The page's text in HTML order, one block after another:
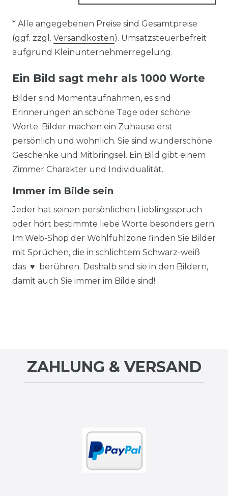
* Alle angegebenen Preise sind Gesamtpreise
(ggf. zzgl. Versandkosten). Umsatzsteuerbefreit
aufgrund Kleinunternehmerregelung.
Ein Bild sagt mehr als 1000 Worte
Bilder sind Momentaufnahmen, es sind
Erinnerungen an schöne Tage oder schöne
Worte. Bilder machen ein Zuhause erst
persönlich und wohnlich. Sie sind wunderschöne
Geschenke und Mitbringsel. Ein Bild gibt einem
Zimmer Charakter und Individualität.
Immer im Bilde sein
Jeder hat seinen persönlichen Lieblingsspruch
oder hört bestimmte liebe Worte besonders gern.
Im Web-Shop der Wohlfühlzone finden Sie Bilder
mit Sprüchen, die in schlichtem Schwarz-weiß
das ♥ berühren. Deshalb sind sie in den Bildern,
damit auch Sie immer im Bilde sind!
ZAHLUNG & VERSAND